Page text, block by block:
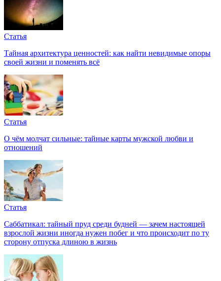
Статья
Тайная архитектура ценностей: как найти невидимые опоры
своей жизни и поменять всё
Статья
О чём молчат сильные: тайные карты мужской любви и
отношений
Статья
Саббатикал: тайный пруд среди будней — зачем настоящей
взрослой жизни иногда нужен побег и что происходит по ту
сторону отпуска длиною в жизнь